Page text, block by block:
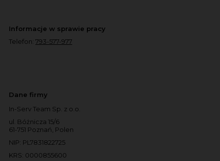
Informacje w sprawie pracy
Telefon: 793-577-977
Dane firmy
In-Serv Team Sp. z o.o.
ul. Bóżnicza 15/6
61-751 Poznań, Polen
NIP: PL7831822725
KRS: 0000855600